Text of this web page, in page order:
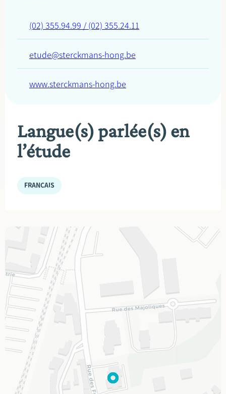
(02) 355.94.99 / (02) 355.24.11
etude@sterckmans-hong.be
www.sterckmans-hong.be
Langue(s) parlée(s) en
l’étude
FRANÇAIS